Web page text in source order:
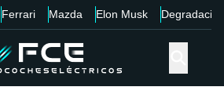
Ferrari Mazda Elon Musk Degradación